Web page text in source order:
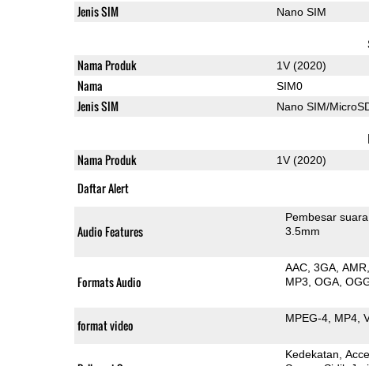
Jenis SIM Nano SIM
Nama Produk 1V (2020)
Nama SIM0
Jenis SIM Nano SIM/
Nama Produk 1V (2020)
Daftar Alert
Audio Features
Pembesar suara
3.5mm
Formats Audio
AAC 3GA AMR
MP3 OGA
format video MPEG-4 MP4
Kedekatan